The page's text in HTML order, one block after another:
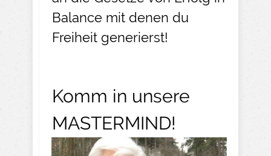
Balance mit denen du
Freiheit generierst!
Komm in unsere
MASTERMIND!